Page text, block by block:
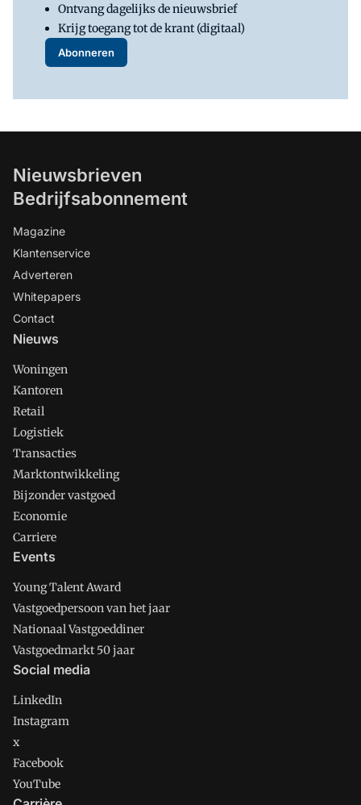
Ontvang dagelijks de nieuwsbrief
Krijg toegang tot de krant (digitaal)
Abonneren
Nieuwsbrieven
Bedrijfsabonnement
Magazine
Klantenservice
Adverteren
Whitepapers
Contact
Nieuws
Woningen
Kantoren
Retail
Logistiek
Transacties
Marktontwikkeling
Bijzonder vastgoed
Economie
Carriere
Events
Young Talent Award
Vastgoedpersoon van het jaar
Nationaal Vastgoeddiner
Vastgoedmarkt 50 jaar
Social media
LinkedIn
Instagram
x
Facebook
YouTube